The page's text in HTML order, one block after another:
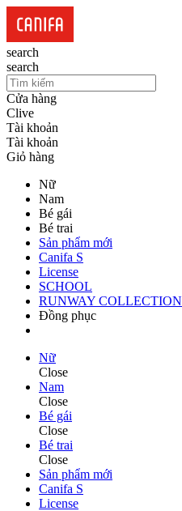
search
search
Cửa hàng
Clive
Tài khoản
Tài khoản
Giỏ hàng
Nữ
Nam
Bé gái
Bé trai
Sản phẩm mới
Canifa S
License
SCHOOL
RUNWAY COLLECTION
Đồng phục
Nữ
Close
Nam
Close
Bé gái
Close
Bé trai
Close
Sản phẩm mới
Canifa S
License